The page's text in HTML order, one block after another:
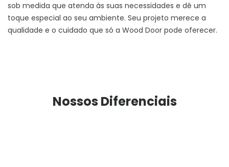
sob medida que atenda às suas necessidades e dê um
toque especial ao seu ambiente. Seu projeto merece a
qualidade e o cuidado que só a Wood Door pode oferecer.
Nossos Diferenciais